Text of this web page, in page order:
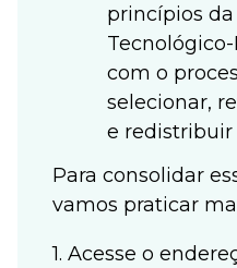
princípios
com o
selecionar,
e redistribuir
Para consolidar
vamos praticar
1. Acesse o